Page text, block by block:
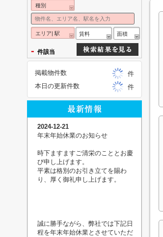
種別
エリア| 駅 賃料 面積
- 件該当
掲載物件数
件
本日の更新件数
件
2024-12-21
年末年始休業のお知らせ
時下ますますご清栄のこととお慶
び申し上げます。
平素は格別のお引き立てを賜わ
り、厚く御礼申し上げます。
誠に勝手ながら、弊社では下記日
程を年末年始休業とさせていただ